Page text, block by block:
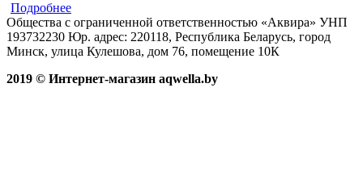
Подробнее
Общества с ограниченной ответственностью «Аквира» УНП
193732230 Юр. адрес: 220118, Республика Беларусь, город
Минск, улица Кулешова, дом 76, помещение 10К
2019 © Интернет-магазин aqwella.by